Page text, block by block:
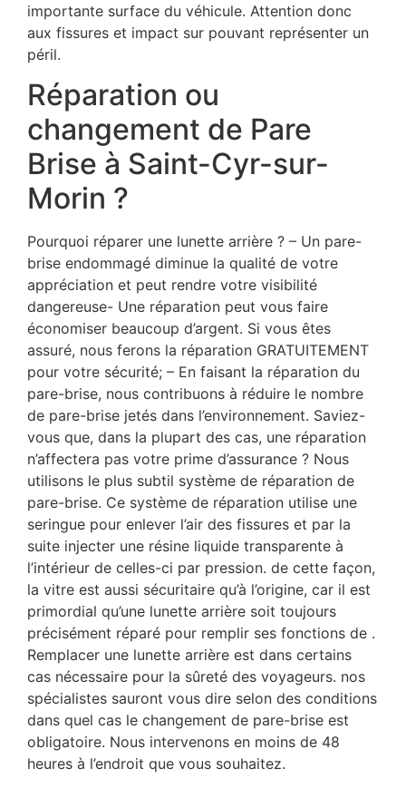
importante surface du véhicule. Attention donc
aux fissures et impact sur pouvant représenter un
péril.
Réparation ou
changement de Pare
Brise à Saint-Cyr-sur-
Morin ?
Pourquoi réparer une lunette arrière ? – Un pare-
brise endommagé diminue la qualité de votre
appréciation et peut rendre votre visibilité
dangereuse- Une réparation peut vous faire
économiser beaucoup d’argent. Si vous êtes
assuré, nous ferons la réparation GRATUITEMENT
pour votre sécurité; – En faisant la réparation du
pare-brise, nous contribuons à réduire le nombre
de pare-brise jetés dans l’environnement. Saviez-
vous que, dans la plupart des cas, une réparation
n’affectera pas votre prime d’assurance ? Nous
utilisons le plus subtil système de réparation de
pare-brise. Ce système de réparation utilise une
seringue pour enlever l’air des fissures et par la
suite injecter une résine liquide transparente à
l’intérieur de celles-ci par pression. de cette façon,
la vitre est aussi sécuritaire qu’à l’origine, car il est
primordial qu’une lunette arrière soit toujours
précisément réparé pour remplir ses fonctions de .
Remplacer une lunette arrière est dans certains
cas nécessaire pour la sûreté des voyageurs. nos
spécialistes sauront vous dire selon des conditions
dans quel cas le changement de pare-brise est
obligatoire. Nous intervenons en moins de 48
heures à l’endroit que vous souhaitez.